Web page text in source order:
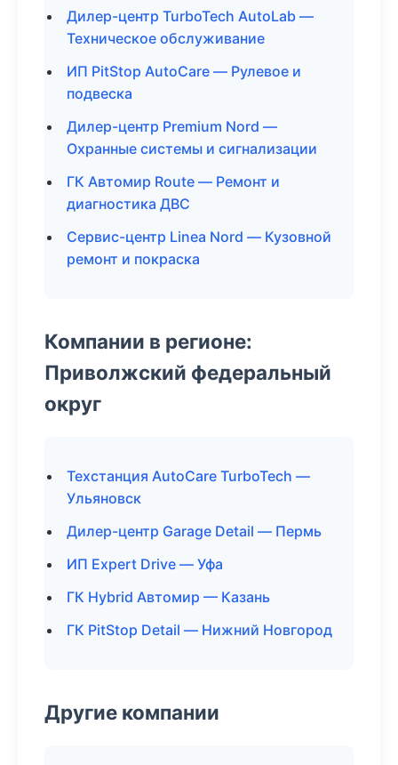
Дилер-центр TurboTech AutoLab —
Техническое обслуживание
ИП PitStop AutoCare — Рулевое и
подвеска
Дилер-центр Premium Nord —
Охранные системы и сигнализации
ГК Автомир Route — Ремонт и
диагностика ДВС
Сервис-центр Linea Nord — Кузовной
ремонт и покраска
Компании в регионе:
Приволжский федеральный
округ
Техстанция AutoCare TurboTech —
Ульяновск
Дилер-центр Garage Detail — Пермь
ИП Expert Drive — Уфа
ГК Hybrid Автомир — Казань
ГК PitStop Detail — Нижний Новгород
Другие компании